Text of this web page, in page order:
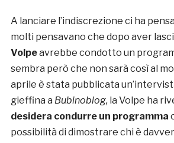
A lanciare l’indiscrezione ci ha
molti pensavano che dopo aver
Volpeavrebbe condotto un
sembra però che non sarà così al
aprile è stata pubblicata
gieffina a Bubinoblog, la Volpe ha
desidera condurre un programma
possibilità di dimostrare chi è